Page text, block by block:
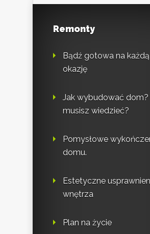
Remonty
Bądź gotowa na każdą
okazję
Jak wybudować dom?
musisz wiedzieć?
Pomysłowe
domu.
Estetyczne
wnętrza
Plan na życie